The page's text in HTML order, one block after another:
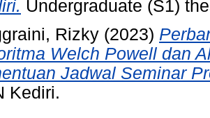
Undergraduate (S1)
Rizky (2023)
Welch Powell dan
Jadwal Seminar
Kediri.